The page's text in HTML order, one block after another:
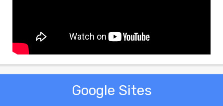
Google Sites